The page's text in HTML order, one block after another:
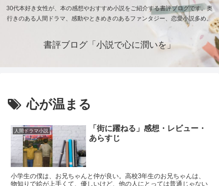
30代本好き女性が、本の感想やおすすめ小説をご紹介する書評ブログです。奥
行きのある人間ドラマ、感動やときめきのあるファンタジー、恋愛小説多め。
書評ブログ「小説で心に潤いを」
心が温まる
人間ドラマ小説
「街に躍ねる」感想・レビュー・
あらすじ
小学生の僕は、お兄ちゃんと仲が良い。高校3年生のお兄ちゃんは、
物知りで絵が上手くて、優しいけど、他の人にとっては普通じゃない